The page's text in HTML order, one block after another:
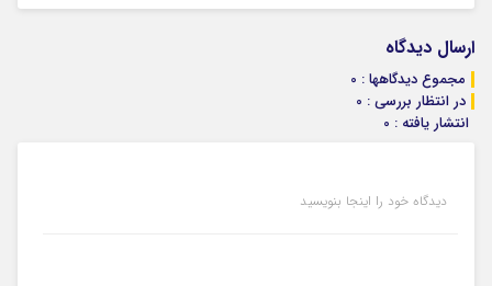
ارسال دیدگاه
مجموع دیدگاهها : 0
در انتظار بررسی : 0
انتشار یافته : 0
دیدگاه خود را اینجا بنویسید